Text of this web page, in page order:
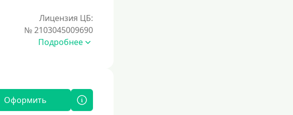
Лицензия ЦБ:
№ 2103045009690
Подробнее
Оформить